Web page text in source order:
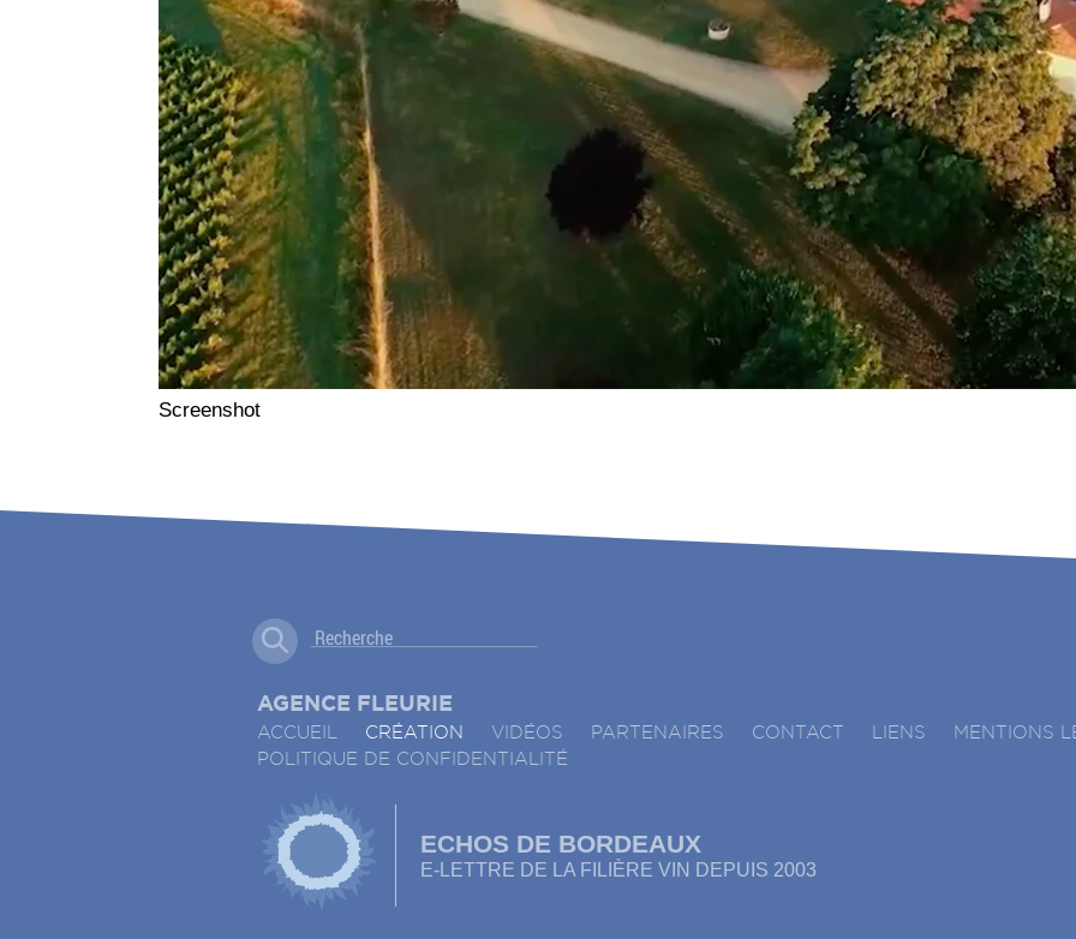
Screenshot
AGENCE FLEURIE
ACCUEIL CRÉATION VIDÉOS PARTENAIRES CONTACT LIENS
MENTIONS
POLITIQUE DE CONFIDENTIALITÉ
ECHOS DE BORDEAUX
E-LETTRE DE LA FILIÈRE VIN DEPUIS 2003